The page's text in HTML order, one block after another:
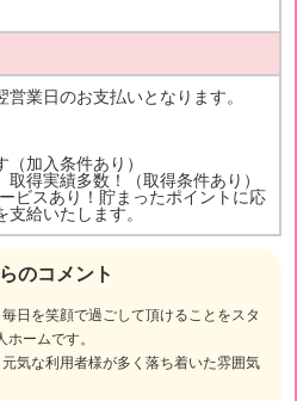
のコメント
日を笑顔で過ごして頂けることをスタ
ームです。
気な利用者様が多く落ち着いた雰囲気
営業日のお支払いとなります。
（加入条件あり）
取得実績多数！（取得条件あり）
ビスあり！貯まったポイントに応
給いたします。